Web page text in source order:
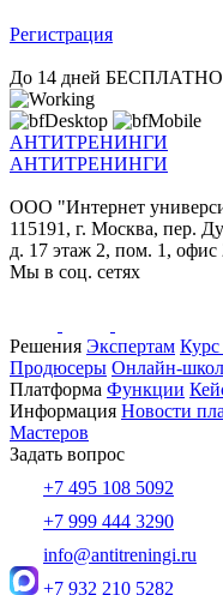
Регистрация
До 14 дней
АНТИТРЕНИНГИ
АНТИТРЕНИНГИ
ООО "Интернет
115191, г. Москва, пер.
д. 17 этаж 2, пом. 1, офис
Мы в соц. сетях
Решения Экспертам Курс
Продюсеры Онлайн-
Платформа Функции
Информация Новости
Мастеров
Задать вопрос
+7 495 108 5092
+7 999 444 3290
info@antitreningi.ru
+7 932 210 5282